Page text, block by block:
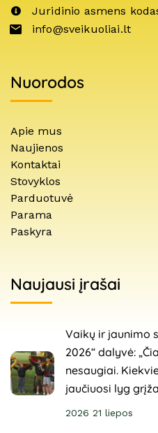
Juridinio asmens
info@sveikuoliai.lt
Nuorodos
Apie mus
Naujienos
Kontaktai
Stovyklos
Parduotuvė
Parama
Paskyra
Naujausi įrašai
Vaikų ir jaunimo
2026“ dalyvė:
nesaugiai.
jaučiuosi lyg
2026 21 liepos